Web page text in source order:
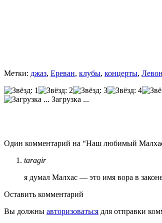
Метки: джаз, Ереван, клубы, концерты,
Загрузка ...
Один комментарий на “Наш любимый
taragir
я думал Малхас — это имя вора в
Оставить комментарий
Вы должны авторизоваться для отправки